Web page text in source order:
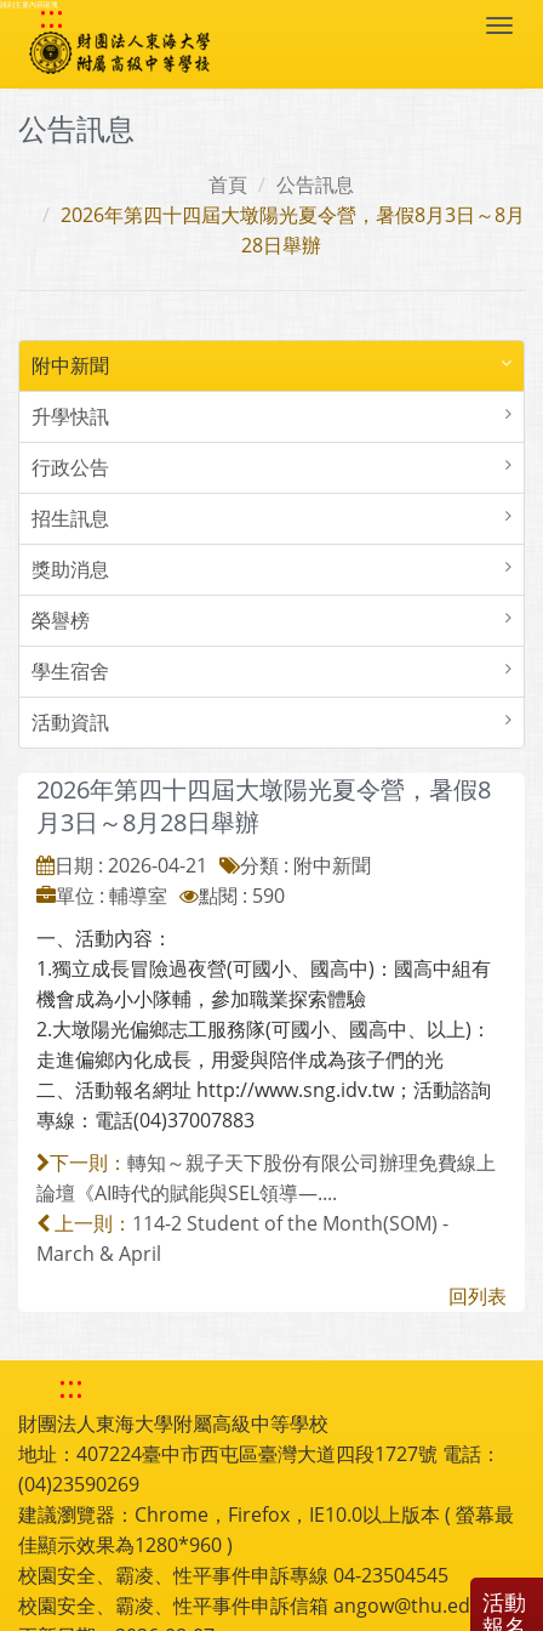
跳到主要內容區塊
:::
公告訊息
首頁
公告訊息
2026年第四十四屆大墩陽光夏令營，暑假8月3日～8月
28日舉辦
附中新聞
升學快訊
行政公告
招生訊息
獎助消息
榮譽榜
學生宿舍
活動資訊
2026年第四十四屆大墩陽光夏令營，暑假8
月3日～8月28日舉辦
日期 : 2026-04-21
分類 : 附中新聞
單位 : 輔導室
點閱 : 590
一、活動內容：
1.獨立成長冒險過夜營(可國小、國高中)：國高中組有
機會成為小小隊輔，參加職業探索體驗
2.大墩陽光偏鄉志工服務隊(可國小、國高中、以上)：
走進偏鄉內化成長，用愛與陪伴成為孩子們的光
二、活動報名網址 http://www.sng.idv.tw；活動諮詢
專線：電話(04)37007883
下一則： 轉知～親子天下股份有限公司辦理免費線上
論壇《AI時代的賦能與SEL領導—....
上一則： 114-2 Student of the Month(SOM) -
March & April
回列表
:::
財團法人東海大學附屬高級中等學校
地址：407224臺中市西屯區臺灣大道四段1727號 電話：
(04)23590269
建議瀏覽器：Chrome，Firefox，IE10.0以上版本 ( 螢幕最
佳顯示效果為1280*960 )
校園安全、霸凌、性平事件申訴專線 04-23504545
校園安全、霸凌、性平事件申訴信箱 angow@thu.edu.tw
活動